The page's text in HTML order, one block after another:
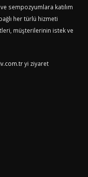
sempozyumlara katılım
her türlü hizmeti
müşterilerinin istek ve
yi ziyaret